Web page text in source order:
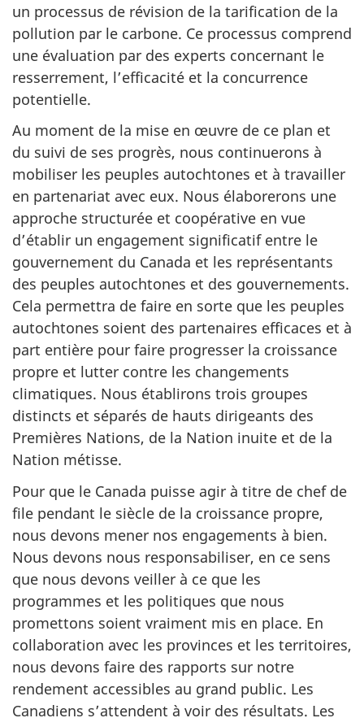
un processus de révision de la tarification de la
pollution par le carbone. Ce processus comprend
une évaluation par des experts concernant le
resserrement, l’efficacité et la concurrence
potentielle.
Au moment de la mise en œuvre de ce plan et
du suivi de ses progrès, nous continuerons à
mobiliser les peuples autochtones et à travailler
en partenariat avec eux. Nous élaborerons une
approche structurée et coopérative en vue
d’établir un engagement significatif entre le
gouvernement du Canada et les représentants
des peuples autochtones et des gouvernements.
Cela permettra de faire en sorte que les peuples
autochtones soient des partenaires efficaces et à
part entière pour faire progresser la croissance
propre et lutter contre les changements
climatiques. Nous établirons trois groupes
distincts et séparés de hauts dirigeants des
Premières Nations, de la Nation inuite et de la
Nation métisse.
Pour que le Canada puisse agir à titre de chef de
file pendant le siècle de la croissance propre,
nous devons mener nos engagements à bien.
Nous devons nous responsabiliser, en ce sens
que nous devons veiller à ce que les
programmes et les politiques que nous
promettons soient vraiment mis en place. En
collaboration avec les provinces et les territoires,
nous devons faire des rapports sur notre
rendement accessibles au grand public. Les
Canadiens s’attendent à voir des résultats. Les